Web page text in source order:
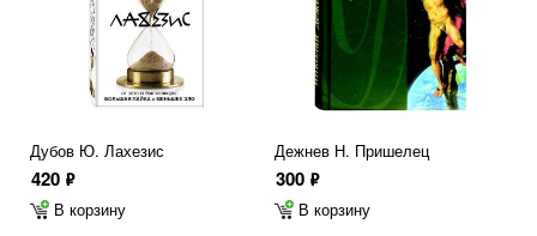
Дубов Ю. Лахезис
420 ф
В корзину
Дежнев Н. Пришелец
300 ф
В корзину